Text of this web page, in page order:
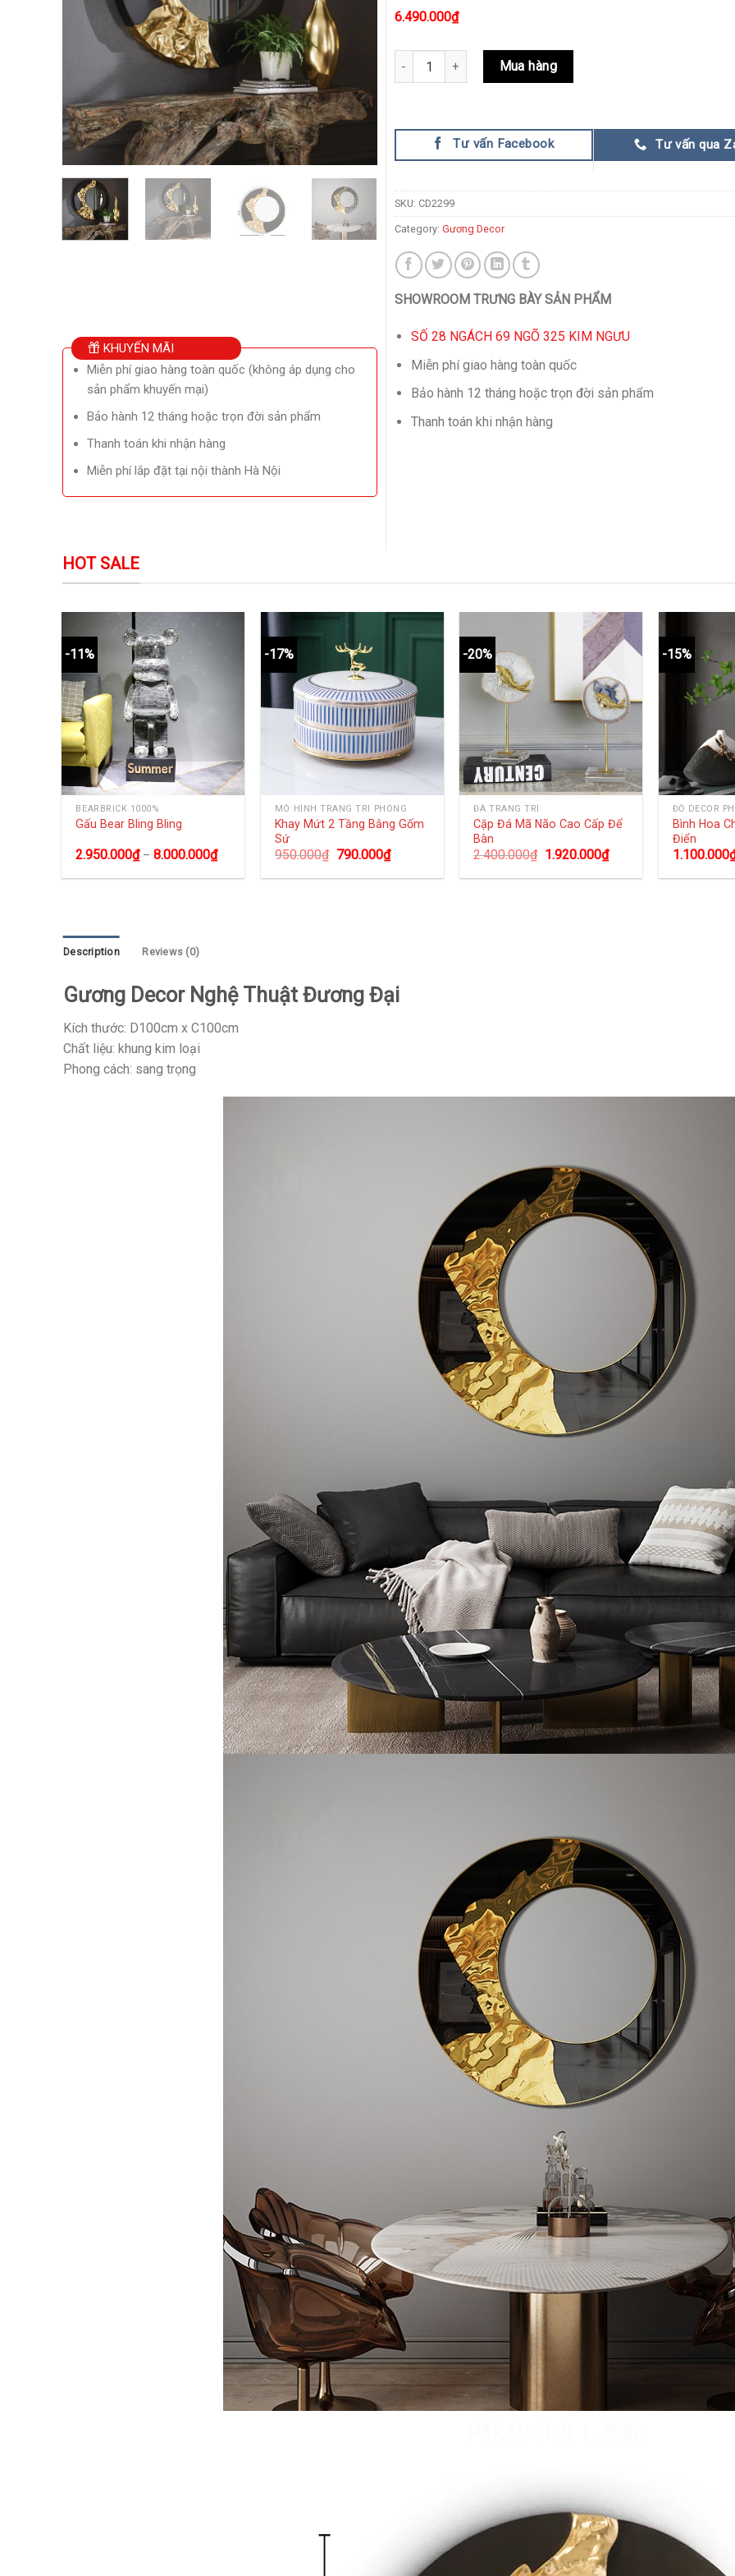
KHUYẾN MÃI
Miễn phí giao hàng toàn quốc (không áp dụng cho
sản phẩm khuyến mại)
Bảo hành 12 tháng hoặc trọn đời sản phẩm
Thanh toán khi nhận hàng
Miễn phí lắp đặt tại nội thành Hà Nội
6.490.000₫
Gương Decor Nghệ Thuật Đương Đại quantity
Mua hàng
Tư vấn Facebook Tư vấn qua
SKU: CD2299
Category: Gương Decor
SHOWROOM TRƯNG BÀY SẢN PHẨM
SỐ 28 NGÁCH 69 NGÕ 325 KIM NGƯU
Miễn phí giao hàng toàn quốc
Bảo hành 12 tháng hoặc trọn đời sản phẩm
Thanh toán khi nhận hàng
HOT SALE
-11%
BEARBRICK 1000%
Gấu Bear Bling Bling
2.950.000₫–8.000.000₫
-17%
MÔ HÌNH TRANG TRÍ PHÒNG
Khay Mứt 2 Tầng Bằng Gốm
Sứ
950.000₫ 790.000₫
-20%
ĐÁ TRANG TRÍ
Cặp Đá Mã Não Cao Cấp Để
Bàn
2.400.000₫ 1.920.000₫
-15%
ĐỒ DECOR
Bình Hoa
Điển
1.100.000
Description Reviews (0)
Gương Decor Nghệ Thuật Đương Đại
Kích thước: D100cm x C100cm
Chất liệu: khung kim loại
Phong cách: sang trọng